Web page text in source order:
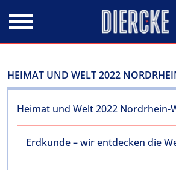
HEIMAT UND WELT 2022
Heimat und Welt 2022 Nordrhein-
Erdkunde – wir entdecken die